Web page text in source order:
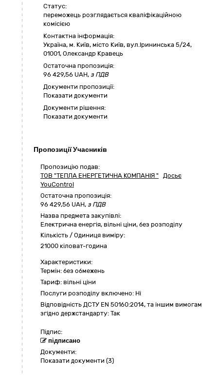
Статус:
переможець розглядається кваліфікаційною
комісією
Контактна інформація:
Україна, м. Київ, місто Київ, вул.Ірининська 5/24,
01001, Олександр Кравець
Остаточна пропозиція:
96 429,56 UAH, з ПДВ
Документи пропозиції:
Показати документи
Документи рішення:
Показати документи
Пропозиції Учасників
Пропозицію подав:
ТОВ "ТЕПЛА ЕНЕРГЕТИЧНА КОМПАНІЯ " Досьє
YouControl
Остаточна пропозиція:
96 429,56 UAH, з ПДВ
Назва предмета закупівлі:
Електрична енергія, вільні ціни, без розподілу
Кількість / Одиниця виміру:
21000 кіловат-година
Характеристики:
Термін: без обмежень
Тариф: вільні ціни
Послуги розподілу включено: Ні
Відповідність ДСТУ EN 50160:2014, та іншим вимогам
згідно держстандарту: Так
Підпис:
підписано
Документи:
Показати документи (3)